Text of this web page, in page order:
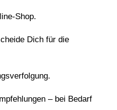
Shop.
Dich für die
– bei Bedarf